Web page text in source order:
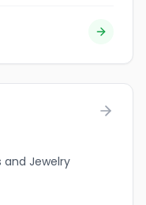
and Jewelry